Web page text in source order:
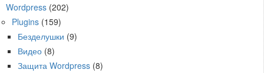
Wordpress (202)
Plugins (159)
Безделушки (9)
Видео (8)
Защита Wordpress (8)